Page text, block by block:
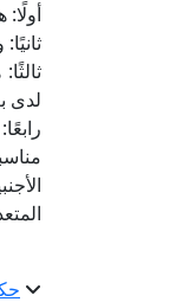
لدى